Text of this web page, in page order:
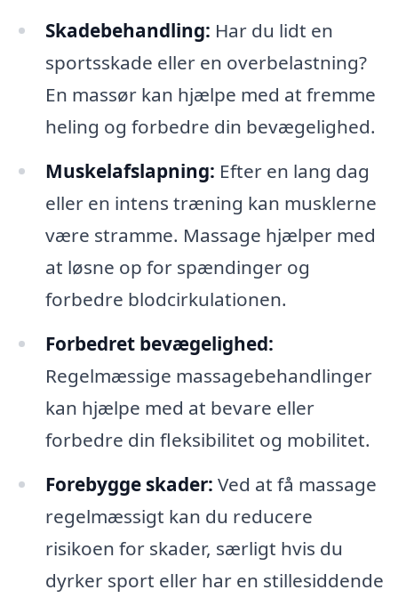
Skadebehandling: Har du lidt en
sportsskade eller en overbelastning?
En massør kan hjælpe med at fremme
heling og forbedre din bevægelighed.
Muskelafslapning: Efter en lang dag
eller en intens træning kan musklerne
være stramme. Massage hjælper med
at løsne op for spændinger og
forbedre blodcirkulationen.
Forbedret bevægelighed:
Regelmæssige massagebehandlinger
kan hjælpe med at bevare eller
forbedre din fleksibilitet og mobilitet.
Forebygge skader: Ved at få massage
regelmæssigt kan du reducere
risikoen for skader, særligt hvis du
dyrker sport eller har en stillesiddende